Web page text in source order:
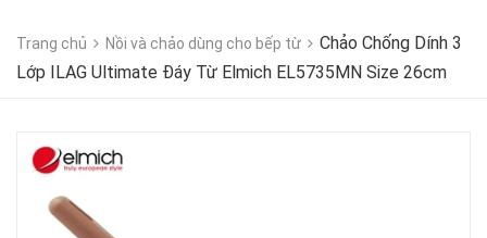
Trang chủ Nồi và chảo dùng cho bếp từ
Chảo Chống Dính 3
Lớp ILAG Ultimate Đáy Từ Elmich EL5735MN Size 26cm